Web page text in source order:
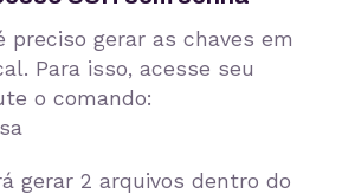
preciso gerar as chaves em
Para isso, acesse seu
o comando:
gerar 2 arquivos dentro do